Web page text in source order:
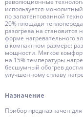
революционные
используется
по запатентованной
20% площади
разогрева на становится
форме нагревательного
в компактном размере:
мощности. Мягкое
на 15% температуры
бесшумный обогрев
улучшенному сплаву
Назначение
Прибор предназначен